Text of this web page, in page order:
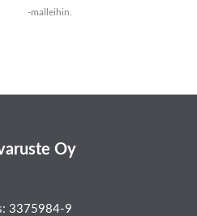
-malleihin.
Oy
3375984-9